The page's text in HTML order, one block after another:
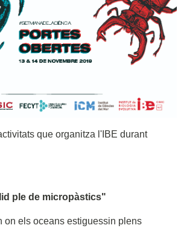
que organitza l'IBE durant
ple de micropàstics"
on els oceans estiguessin plens